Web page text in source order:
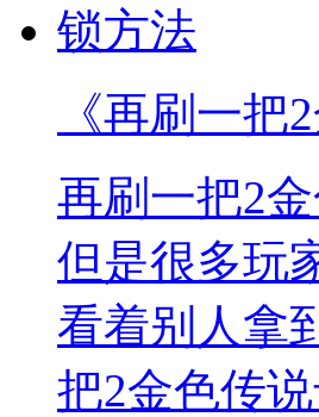
《再刷一
再刷一把2
但是很多玩
看着别人拿
把2金色传